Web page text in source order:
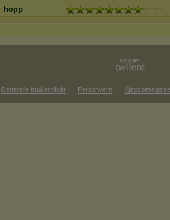
hopp
Generelle brukervilkår Personvern